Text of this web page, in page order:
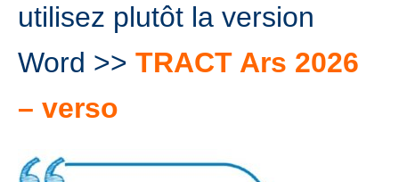
utilisez plutôt la version
Word >> TRACT Ars 2026
– verso